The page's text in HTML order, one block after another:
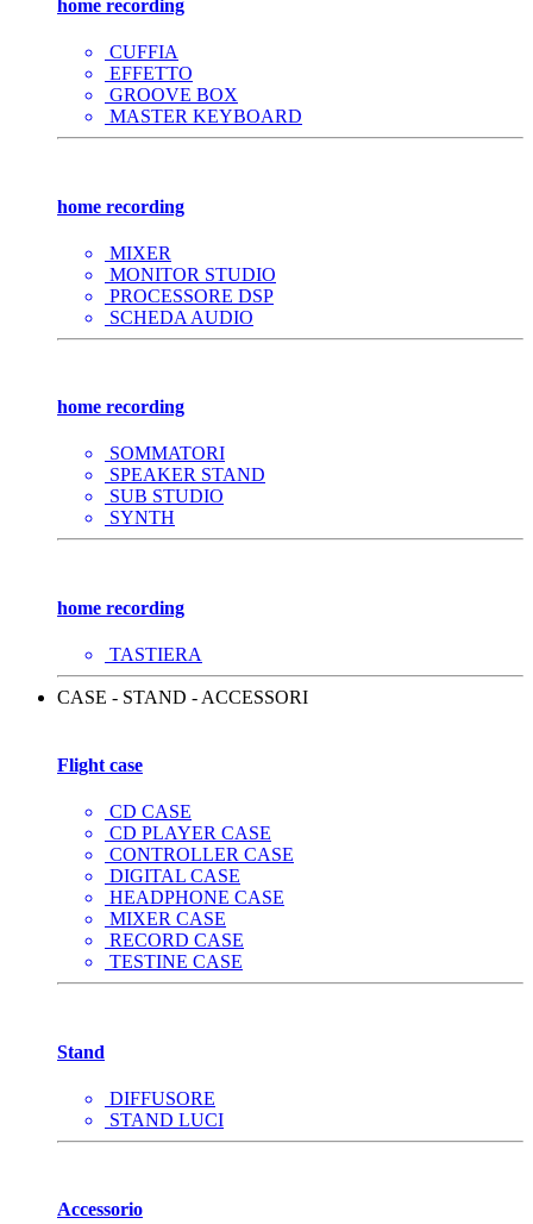
home recording
CUFFIA
EFFETTO
GROOVE BOX
MASTER KEYBOARD
home recording
MIXER
MONITOR STUDIO
PROCESSORE DSP
SCHEDA AUDIO
home recording
SOMMATORI
SPEAKER STAND
SUB STUDIO
SYNTH
home recording
TASTIERA
CASE - STAND - ACCESSORI
Flight case
CD CASE
CD PLAYER CASE
CONTROLLER CASE
DIGITAL CASE
HEADPHONE CASE
MIXER CASE
RECORD CASE
TESTINE CASE
Stand
DIFFUSORE
STAND LUCI
Accessorio